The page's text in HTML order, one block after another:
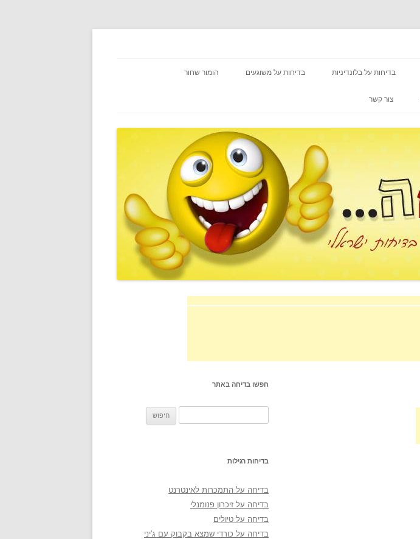
בדיחות על בלונדיניות בדיחות על משוגעים הומור שחור
צור קשר
חפשו בדיחה באתר
בדיחות רגילות
בדיחה על התמכרות לאינטרנט
בדיחה על זיכרון פנומנלי
בדיחה על טיולים
בדיחה על כורדי שמצא בקבוק עם ג'יני